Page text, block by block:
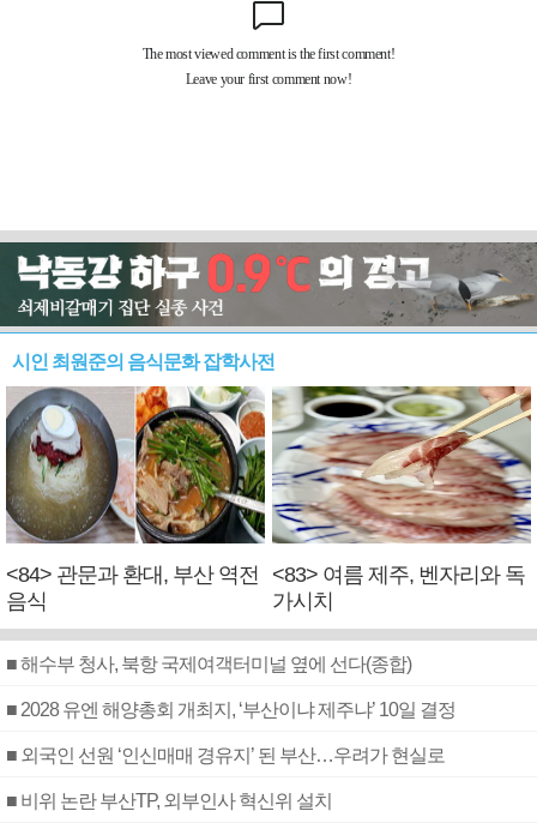
시인 최원준의 음식문화 잡학사전
<84> 관문과 환대, 부산 역전
음식
<83> 여름 제주, 벤자리와 독
가시치
■ 해수부 청사, 북항 국제여객터미널 옆에 선다(종합)
■ 2028 유엔 해양총회 개최지, ‘부산이냐 제주냐’ 10일 결정
■ 외국인 선원 ‘인신매매 경유지’ 된 부산…우려가 현실로
■ 비위 논란 부산TP, 외부인사 혁신위 설치